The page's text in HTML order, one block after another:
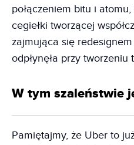
połączeniem bitu i
cegiełki tworzącej
zajmująca się
odpłynęła przy tworzeniu
W tym szaleństwie
Pamiętajmy, że Uber to